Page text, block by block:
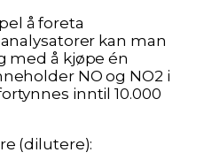
å foreta
kan man
med å kjøpe én
NO og NO2 i
inntil 10.000
(dilutere):